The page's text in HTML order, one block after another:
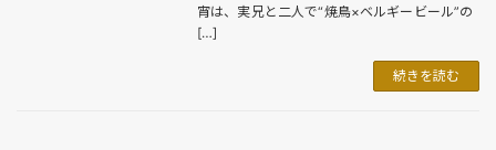
宵は、実兄と二人で“焼鳥×ベルギービール”の
[…]
続きを読む